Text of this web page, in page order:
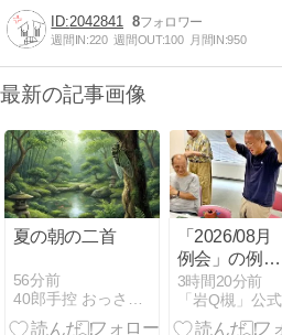
2042841 8
週間IN:220 週間OUT:100 月間IN:950
最新の記事画像
夏の朝の二首
56分前
40郎手控 おっさんのつぶやきとかいろいろ
「2026/08月
例会」の例会
報告記の更新
について…
と、ついでに
3時間20分前